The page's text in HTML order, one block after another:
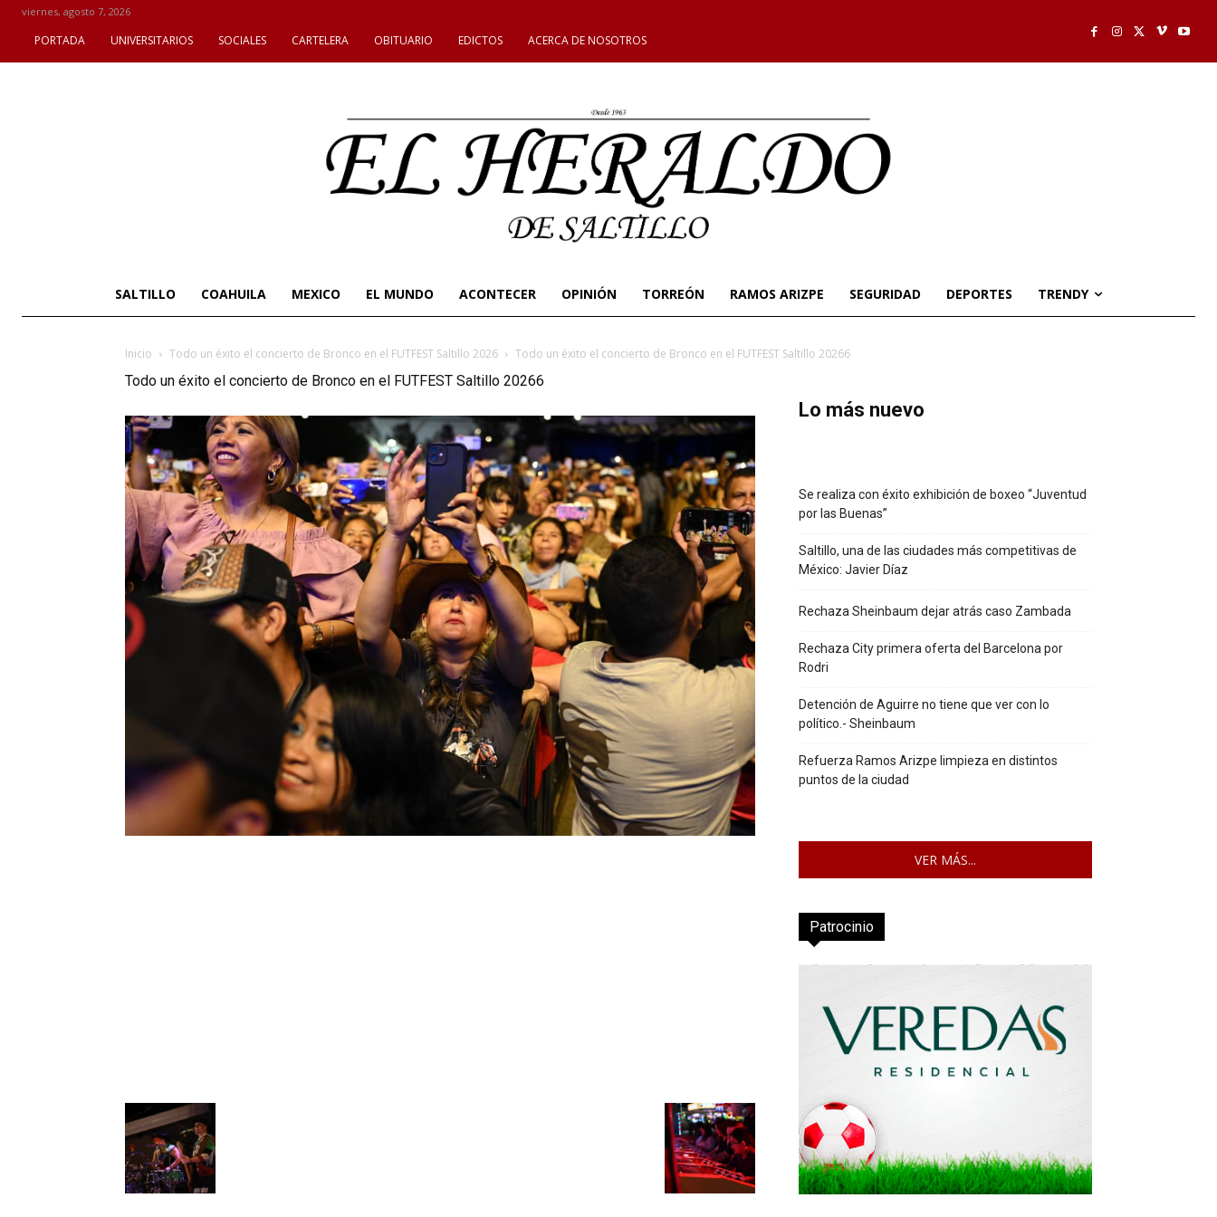
viernes, agosto 7, 2026
PORTADA UNIVERSITARIOS SOCIALES CARTELERA OBITUARIO EDICTOS ACERCA DE NOSOTROS
SALTILLO COAHUILA MEXICO EL MUNDO ACONTECER OPINIÓN TORREÓN RAMOS ARIZPE SEGURIDAD DEPORTES TRENDY
Inicio Todo un éxito el concierto de Bronco en el FUTFEST Saltillo 2026 Todo un éxito el concierto de Bronco en el FUTFEST Saltillo 20266
Todo un éxito el concierto de Bronco en el FUTFEST Saltillo 20266
Lo más nuevo
Se realiza con éxito exhibición de boxeo “Juventud
por las Buenas”
Saltillo, una de las ciudades más competitivas de
México: Javier Díaz
Rechaza Sheinbaum dejar atrás caso Zambada
Rechaza City primera oferta del Barcelona por
Rodri
Detención de Aguirre no tiene que ver con lo
político.- Sheinbaum
Refuerza Ramos Arizpe limpieza en distintos
puntos de la ciudad
VER MÁS...
Patrocinio